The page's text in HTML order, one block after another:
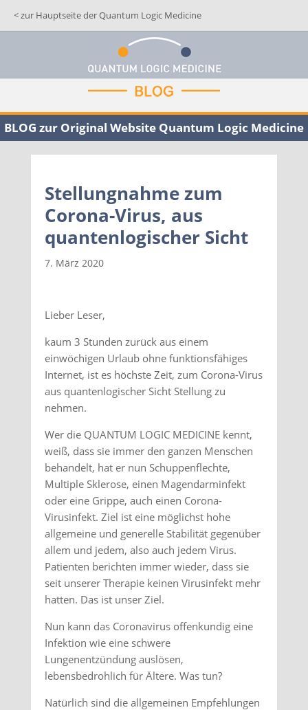
< zur Hauptseite der Quantum Logic Medicine
BLOG zur Original Website Quantum Logic Medicine
Stellungnahme zum
Corona-Virus, aus
quantenlogischer Sicht
7. März 2020
Lieber Leser,
kaum 3 Stunden zurück aus einem
einwöchigen Urlaub ohne funktionsfähiges
Internet, ist es höchste Zeit, zum Corona-Virus
aus quantenlogischer Sicht Stellung zu
nehmen.
Wer die QUANTUM LOGIC MEDICINE kennt,
weiß, dass sie immer den ganzen Menschen
behandelt, hat er nun Schuppenflechte,
Multiple Sklerose, einen Magendarminfekt
oder eine Grippe, auch einen Corona-
Virusinfekt. Ziel ist eine möglichst hohe
allgemeine und generelle Stabilität gegenüber
allem und jedem, also auch jedem Virus.
Patienten berichten immer wieder, dass sie
seit unserer Therapie keinen Virusinfekt mehr
hatten. Das ist unser Ziel.
Nun kann das Coronavirus offenkundig eine
Infektion wie eine schwere
Lungenentzündung auslösen,
lebensbedrohlich für Ältere. Was tun?
Natürlich sind die allgemeinen Empfehlungen